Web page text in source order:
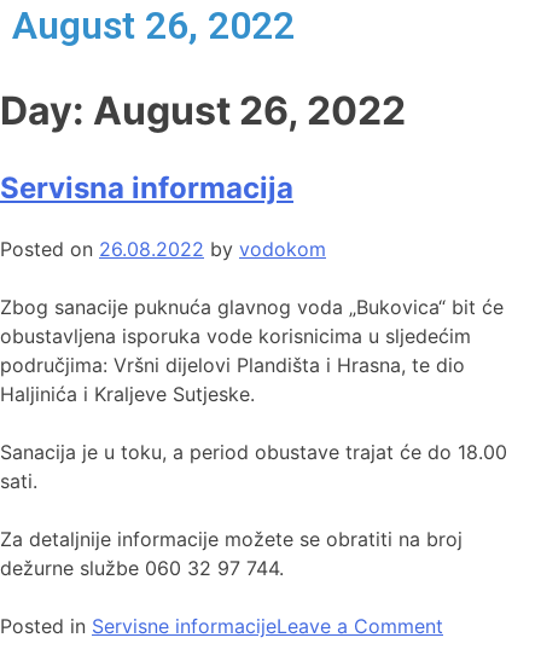
August 26, 2022
Day: August 26, 2022
Servisna informacija
Posted on 26.08.2022 by vodokom
Zbog sanacije puknuća glavnog voda „Bukovica“ bit će
obustavljena isporuka vode korisnicima u sljedećim
područjima: Vršni dijelovi Plandišta i Hrasna, te dio
Haljinića i Kraljeve Sutjeske.
Sanacija je u toku, a period obustave trajat će do 18.00
sati.
Za detaljnije informacije možete se obratiti na broj
dežurne službe 060 32 97 744.
Posted in Servisne informacijeLeave a Comment